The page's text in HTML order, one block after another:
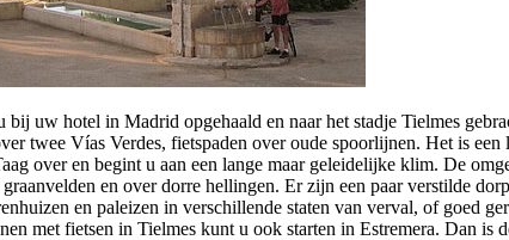
uw hotel in Madrid opgehaald en naar het stadje Tielmes
twee Vías Verdes, fietspaden over oude spoorlijnen. Het is
over en begint u aan een lange maar geleidelijke klim. De
en over dorre hellingen. Er zijn een paar verstilde
en paleizen in verschillende staten van verval, of goed
met fietsen in Tielmes kunt u ook starten in Estremera. Dan is